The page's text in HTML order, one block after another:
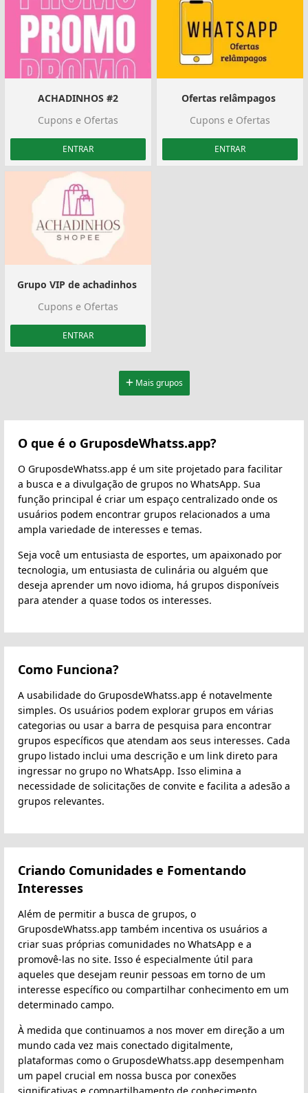
ACHADINHOS #2
Cupons e Ofertas
ENTRAR
Ofertas relâmpagos ️️
Cupons e Ofertas
ENTRAR
Grupo VIP de achadinhos ️
Cupons e Ofertas
ENTRAR
Mais grupos
O que é o GruposdeWhatss.app?
O GruposdeWhatss.app é um site projetado para facilitar
a busca e a divulgação de grupos no WhatsApp. Sua
função principal é criar um espaço centralizado onde os
usuários podem encontrar grupos relacionados a uma
ampla variedade de interesses e temas.
Seja você um entusiasta de esportes, um apaixonado por
tecnologia, um entusiasta de culinária ou alguém que
deseja aprender um novo idioma, há grupos disponíveis
para atender a quase todos os interesses.
Como Funciona?
A usabilidade do GruposdeWhatss.app é notavelmente
simples. Os usuários podem explorar grupos em várias
categorias ou usar a barra de pesquisa para encontrar
grupos específicos que atendam aos seus interesses. Cada
grupo listado inclui uma descrição e um link direto para
ingressar no grupo no WhatsApp. Isso elimina a
necessidade de solicitações de convite e facilita a adesão a
grupos relevantes.
Criando Comunidades e Fomentando
Interesses
Além de permitir a busca de grupos, o
GruposdeWhatss.app também incentiva os usuários a
criar suas próprias comunidades no WhatsApp e a
promovê-las no site. Isso é especialmente útil para
aqueles que desejam reunir pessoas em torno de um
interesse específico ou compartilhar conhecimento em um
determinado campo.
À medida que continuamos a nos mover em direção a um
mundo cada vez mais conectado digitalmente,
plataformas como o GruposdeWhatss.app desempenham
um papel crucial em nossa busca por conexões